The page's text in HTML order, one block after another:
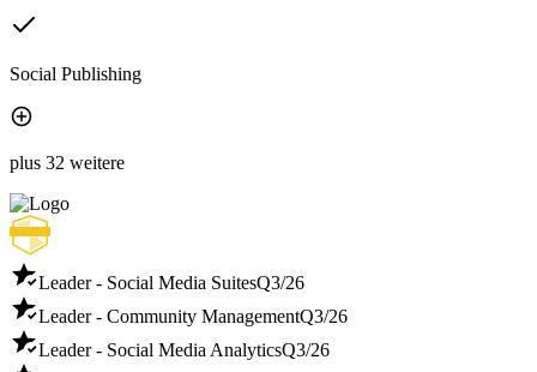
Social Publishing
plus 32 weitere
Leader - Social Media SuitesQ3/26
Leader - Community ManagementQ3/26
Leader - Social Media AnalyticsQ3/26